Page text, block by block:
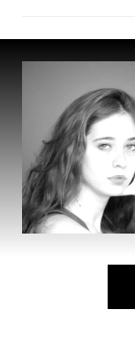
"הא הא",